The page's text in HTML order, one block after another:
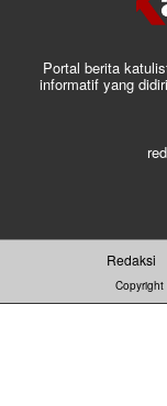
Portal berita
informatif yang
Redaksi
Copyright